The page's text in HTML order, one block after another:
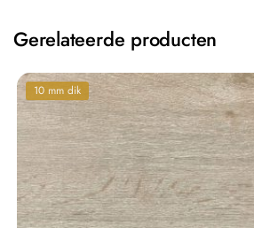
Gerelateerde producten
10 mm dik